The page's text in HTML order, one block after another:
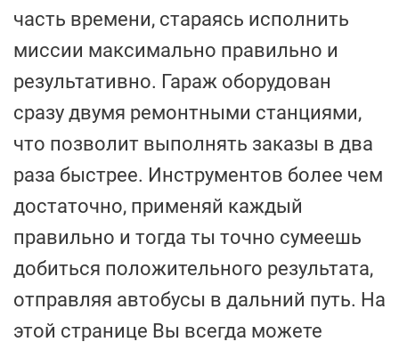
часть времени, стараясь исполнить
миссии максимально правильно и
результативно. Гараж оборудован
сразу двумя ремонтными станциями,
что позволит выполнять заказы в два
раза быстрее. Инструментов более чем
достаточно, применяй каждый
правильно и тогда ты точно сумеешь
добиться положительного результата,
отправляя автобусы в дальний путь. На
этой странице Вы всегда можете